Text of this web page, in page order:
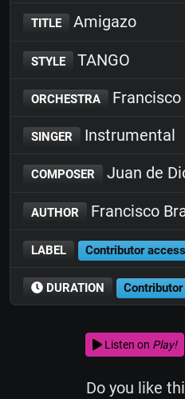
TITLE Amigazo
STYLE TANGO
ORCHESTRA Francisco
SINGER Instrumental
COMPOSER Juan de
AUTHOR Francisco
LABEL Contributor access
DURATION
Listen on Play!
Do you like